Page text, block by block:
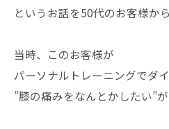
というお話を50代のお客様か
当時、このお客様が
パーソナルトレーニングでダ
”膝の痛みをなんとかしたい”が